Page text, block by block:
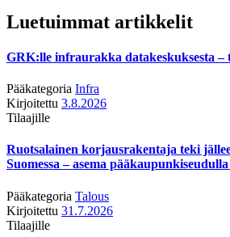
Luetuimmat artikkelit
GRK:lle infraurakka datakeskuksesta –
Pääkategoria Infra
Kirjoitettu 3.8.2026
Tilaajille
Ruotsalainen korjausrakentaja teki
Suomessa – asema
Pääkategoria Talous
Kirjoitettu 31.7.2026
Tilaajille